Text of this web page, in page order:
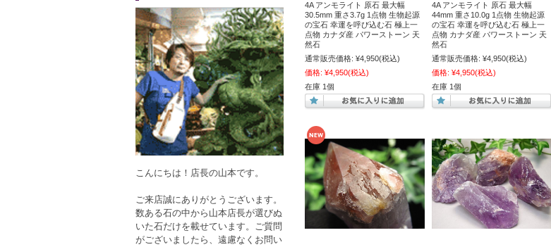
4A アンモライト 原石 最大幅
30.5mm 重さ3.7g 1点物 生物起源
の宝石 幸運を呼び込む石 極上一
点物 カナダ産 パワーストーン 天
然石
通常販売価格: ¥4,950(税込)
価格: ¥4,950(税込)
在庫 1個
4A アンモライト 原石 最大幅
44mm 重さ10.0g 1点物 生物起源
の宝石 幸運を呼び込む石 極上一
点物 カナダ産 パワーストーン 天
然石
通常販売価格: ¥4,950(税込)
価格: ¥4,950(税込)
在庫 1個
こんにちは！店長の山本です。
ご来店誠にありがとうございます。
数ある石の中から山本店長が選びぬ
いた石だけを載せています。ご質問
がございましたら、遠慮なくお問い